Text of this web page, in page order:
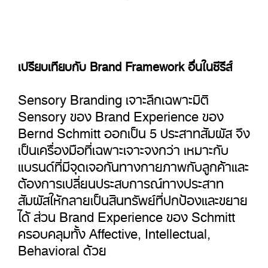
เปรียบเทียบกับ Brand Framework อื่นในซีรีส์
Sensory Branding เจาะลึกเฉพาะมิติ
Sensory ของ Brand Experience ของ
Bernd Schmitt ออกเป็น 5 ประสาทสัมผัส จึง
เป็นเครื่องมือที่เฉพาะเจาะจงกว่า เหมาะกับ
แบรนด์ที่มีจุดเจอกันทางกายภาพกับลูกค้าและ
ต้องการเปลี่ยนประสบการณ์ทางประสาท
สัมผัสให้กลายเป็นสินทรัพย์ที่ปกป้องและขยาย
ได้ ส่วน Brand Experience ของ Schmitt
ครอบคลุมทั้ง Affective, Intellectual,
Behavioral ด้วย